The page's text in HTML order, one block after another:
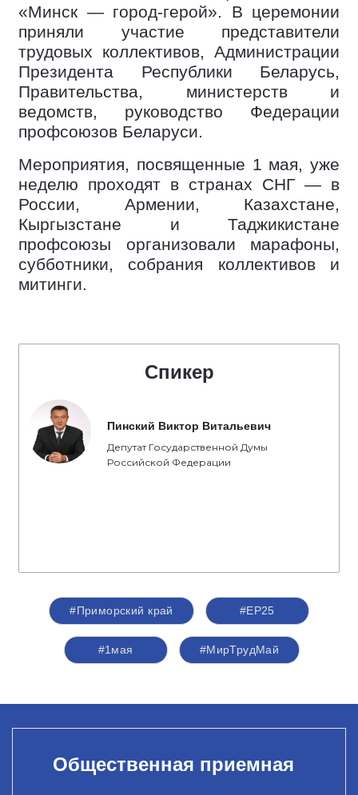
«Минск — город-герой». В церемонии
приняли участие представители
трудовых коллективов, Администрации
Президента Республики Беларусь,
Правительства, министерств и
ведомств, руководство Федерации
профсоюзов Беларуси.
Мероприятия, посвященные 1 мая, уже
неделю проходят в странах СНГ — в
России, Армении, Казахстане,
Кыргызстане и Таджикистане
профсоюзы организовали марафоны,
субботники, собрания коллективов и
митинги.
Спикер
Пинский Виктор Витальевич
Депутат Государственной Думы
Российской Федерации
#Приморский край #ЕР25
#1мая #МирТрудМай
Общественная приемная